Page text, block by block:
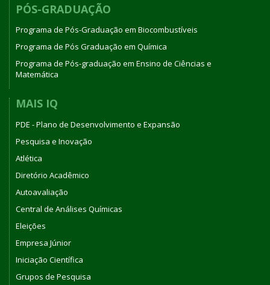
PÓS-GRADUAÇÃO
Programa de Pós-Graduação em Biocombustíveis
Programa de Pós Graduação em Química
Programa de Pós-graduação em Ensino de Ciências e
Matemática
MAIS IQ
PDE - Plano de Desenvolvimento e Expansão
Pesquisa e Inovação
Atlética
Diretório Acadêmico
Autoavaliação
Central de Análises Químicas
Eleições
Empresa Júnior
Iniciação Científica
Grupos de Pesquisa